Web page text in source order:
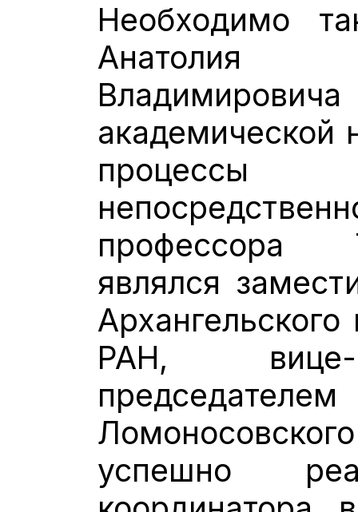
Необходимо
Анатолия
академической
процессы
профессора
являлся
РАН, вице-
успешно